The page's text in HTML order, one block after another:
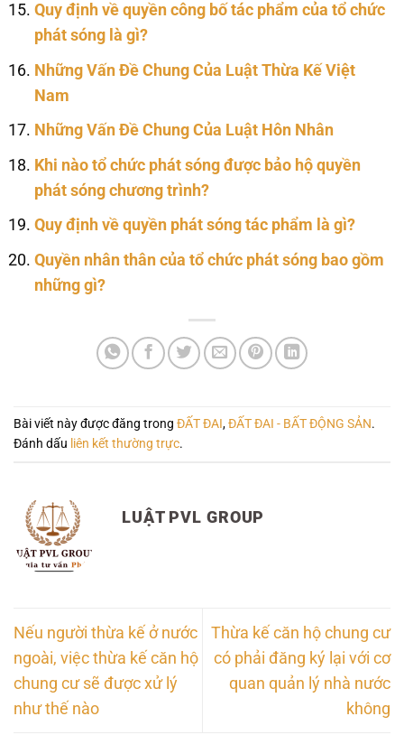
Quy định về quyền công bố tác phẩm của tổ chức
phát sóng là gì?
Những Vấn Đề Chung Của Luật Thừa Kế Việt
Nam
Những Vấn Đề Chung Của Luật Hôn Nhân
Khi nào tổ chức phát sóng được bảo hộ quyền
phát sóng chương trình?
Quy định về quyền phát sóng tác phẩm là gì?
Quyền nhân thân của tổ chức phát sóng bao gồm
những gì?
Bài viết này được đăng trong ĐẤT ĐAI,ĐẤT ĐAI - BẤT ĐỘNG SẢN.
Đánh dấu liên kết thường trực.
LUẬT PVL GROUP
Nếu người thừa kế ở nước
ngoài, việc thừa kế căn hộ
chung cư sẽ được xử lý
như thế nào
Thừa kế căn hộ chung cư
có phải đăng ký lại với cơ
quan quản lý nhà nước
không